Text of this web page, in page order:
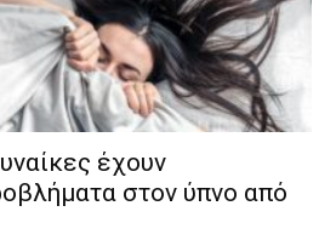
έχουν
στον ύπνο από